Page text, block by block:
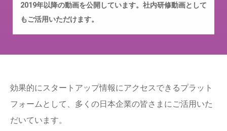
2019年以降の動画を公開しています。社内研修動画として
もご活用いただけます。
効果的にスタートアップ情報にアクセスできるプラット
フォームとして、多くの日本企業の皆さまにご活用いた
だいています。